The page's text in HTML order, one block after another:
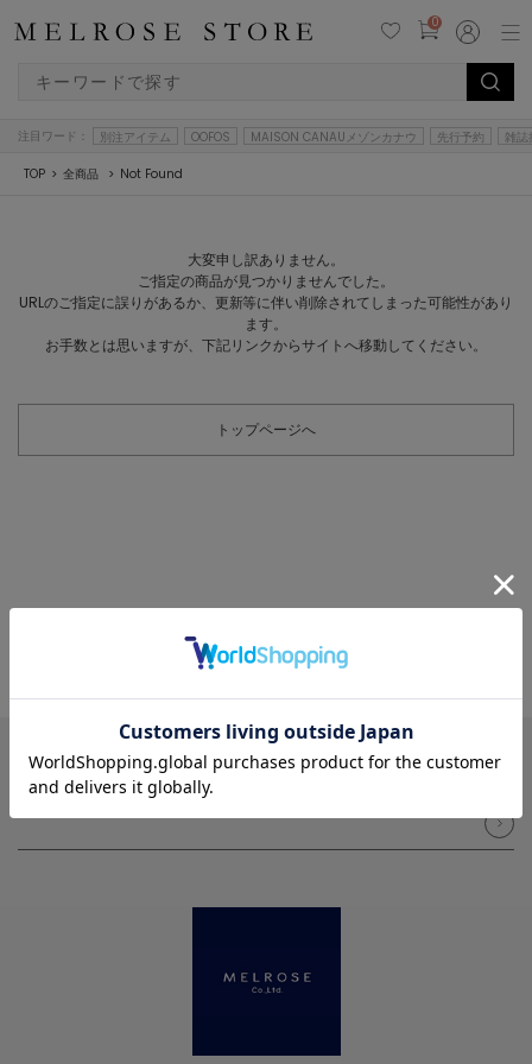
0
注目ワード： 別注アイテム OOFOS MAISON CANAUメゾンカナウ 先行予約 雑誌
TOP 全商品 Not Found
大変申し訳ありません。
ご指定の商品が見つかりませんでした。
URLのご指定に誤りがあるか、更新等に伴い削除されてしまった可能性があり
ます。
お手数とは思いますが、下記リンクからサイトへ移動してください。
トップページへ
NEWSLETTER メルマガ登録